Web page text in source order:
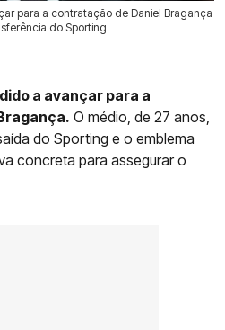
para a contratação de Daniel Bragança
do Sporting
a avançar para a
O médio, de 27 anos,
do Sporting e o emblema
concreta para assegurar o